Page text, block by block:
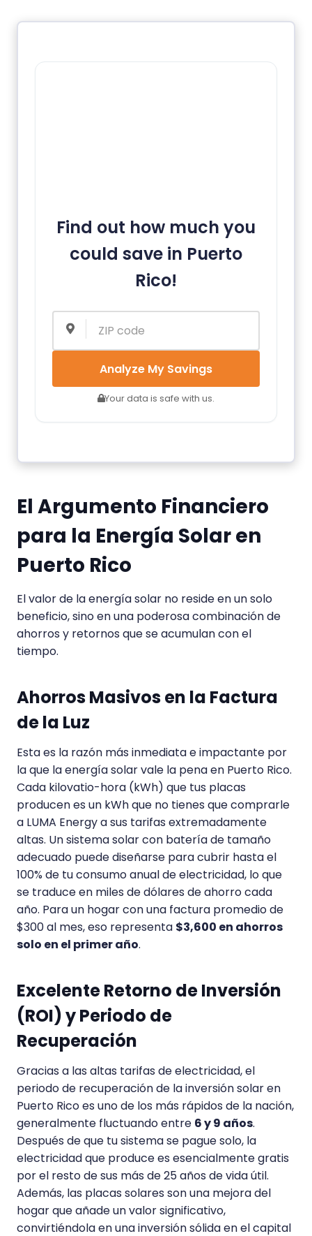
Find out how much you
could save in Puerto
Rico!
Analyze My Savings
Your data is safe with us.
El Argumento Financiero
para la Energía Solar en
Puerto Rico
El valor de la energía solar no reside en un solo
beneficio, sino en una poderosa combinación de
ahorros y retornos que se acumulan con el
tiempo.
Ahorros Masivos en la Factura
de la Luz
Esta es la razón más inmediata e impactante por
la que la energía solar vale la pena en Puerto Rico.
Cada kilovatio-hora (kWh) que tus placas
producen es un kWh que no tienes que comprarle
a LUMA Energy a sus tarifas extremadamente
altas. Un sistema solar con batería de tamaño
adecuado puede diseñarse para cubrir hasta el
100% de tu consumo anual de electricidad, lo que
se traduce en miles de dólares de ahorro cada
año. Para un hogar con una factura promedio de
$300 al mes, eso representa $3,600 en ahorros
solo en el primer año.
Excelente Retorno de Inversión
(ROI) y Periodo de
Recuperación
Gracias a las altas tarifas de electricidad, el
periodo de recuperación de la inversión solar en
Puerto Rico es uno de los más rápidos de la nación,
generalmente fluctuando entre 6 y 9 años.
Después de que tu sistema se pague solo, la
electricidad que produce es esencialmente gratis
por el resto de sus más de 25 años de vida útil.
Además, las placas solares son una mejora del
hogar que añade un valor significativo,
convirtiéndola en una inversión sólida en el capital